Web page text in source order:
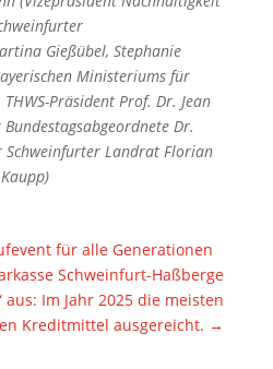
Gießübel, Stephanie
Ministeriums für
Präsident Prof. Dr. Jean
Dr.
Schweinfurter Landrat Florian
für alle Generationen
Schweinfurt-Haßberge
Im Jahr 2025 die meisten
Kreditmittel ausgereicht. →